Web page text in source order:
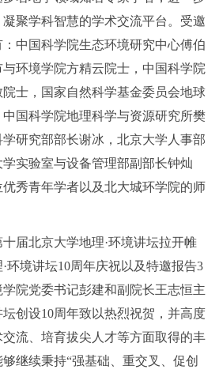
聚学科智慧的学术交流平台。受邀
中国科学院生态环境研究中心傅伯
环境学院方精云院士，中国科学院
士，国家自然科学基金委员会地球
国科学院地理科学与资源研究所樊
研究部部长谢冰，北京大学人事部
实验室与设备管理部副部长钟灿
秀青年学者以及北大城环学院的师
十届北京大学地理·环境讲坛拉开帷
环境讲坛10周年庆祝以及特邀报告3
院党委书记彭建和副院长王志恒主
创设10周年致以热烈祝贺，并高度
流、培育拔尖人才等方面取得的丰
继续秉持“强基础、重交叉、促创